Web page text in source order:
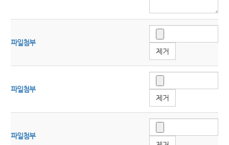
파일첨부
제거
파일첨부
제거
파일첨부